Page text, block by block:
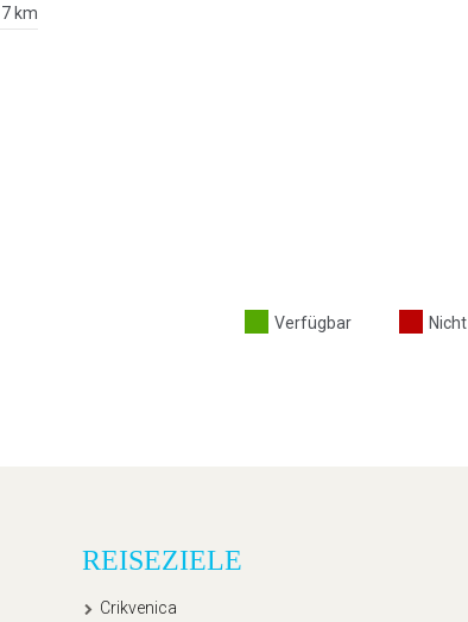
7 km
Verfügbar
REISEZIELE
Crikvenica